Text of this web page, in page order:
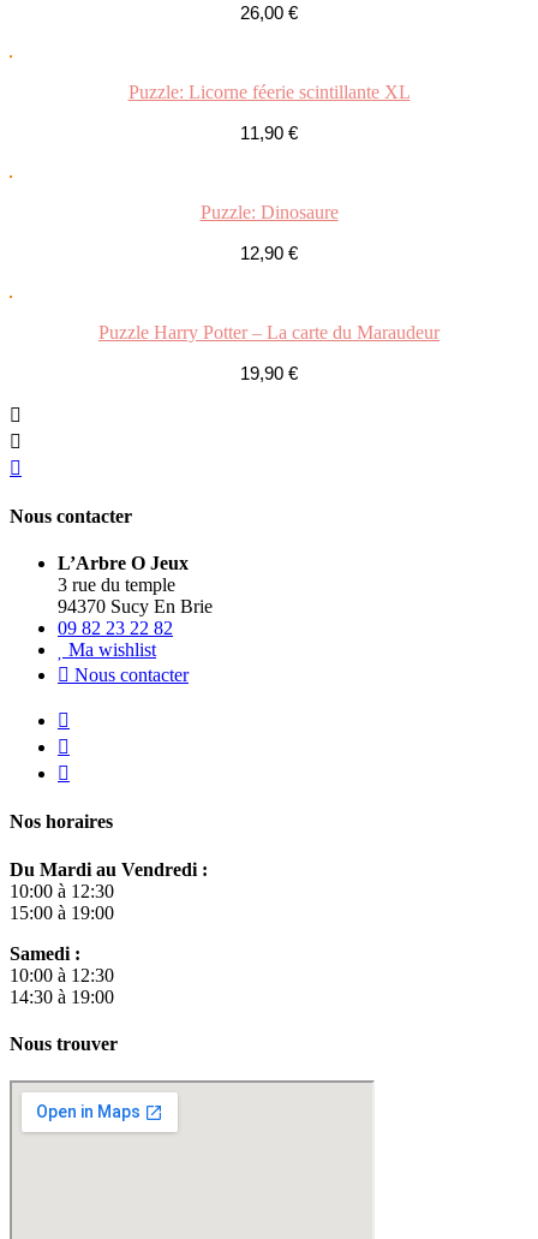
26,00 €
Puzzle: Licorne féerie scintillante XL
11,90 €
Puzzle: Dinosaure
12,90 €
Puzzle Harry Potter – La carte du Maraudeur
19,90 €
Nous contacter
L’Arbre O Jeux
3 rue du temple
94370 Sucy En Brie
09 82 23 22 82
Ma wishlist
Nous contacter
Nos horaires
Du Mardi au Vendredi :
10:00 à 12:30
15:00 à 19:00
Samedi :
10:00 à 12:30
14:30 à 19:00
Nous trouver